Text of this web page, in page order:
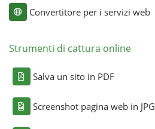
Convertitore per i servizi web
Strumenti di cattura online
Salva un sito in PDF
Screenshot pagina web in JPG